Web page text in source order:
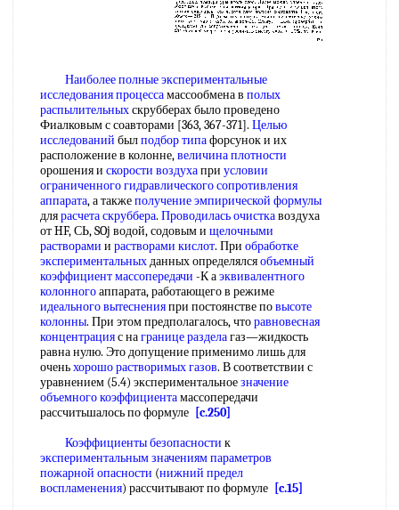
Наиболее полныеэкспериментальные
исследования процессамассообмена в полых
распылительныхскрубберах было проведено
Фиалковым с соавторами [363, 367-371]. Целью
исследований былподбор типафорсунок и их
расположение в колонне,величина плотности
орошения и скорости воздухапри условии
ограниченногогидравлического сопротивления
аппарата, а такжеполучение эмпирической формулы
длярасчета скруббера. Проводилась очисткавоздуха
от HF, СЬ, SOj водой, содовым и щелочными
растворами и растворами кислот. При обработке
экспериментальныхданных определялсяобъемный
коэффициент массопередачи -К аэквивалентного
колонногоаппарата, работающего в режиме
идеального вытесненияпри постоянстве повысоте
колонны. При этом предполагалось, чторавновесная
концентрацияс награнице разделагаз—жидкость
равна нулю. Это допущение применимо лишь для
оченьхорошо растворимых газов. В соответствии с
уравнением (5.4) экспериментальноезначение
объемного коэффициентамассопередачи
рассчитьшалось по формуле [c.250]
Коэффициенты безопасности к
экспериментальным значениям параметров
пожарной опасности (нижний предел
воспламенения) рассчитывают по формуле [c.15]